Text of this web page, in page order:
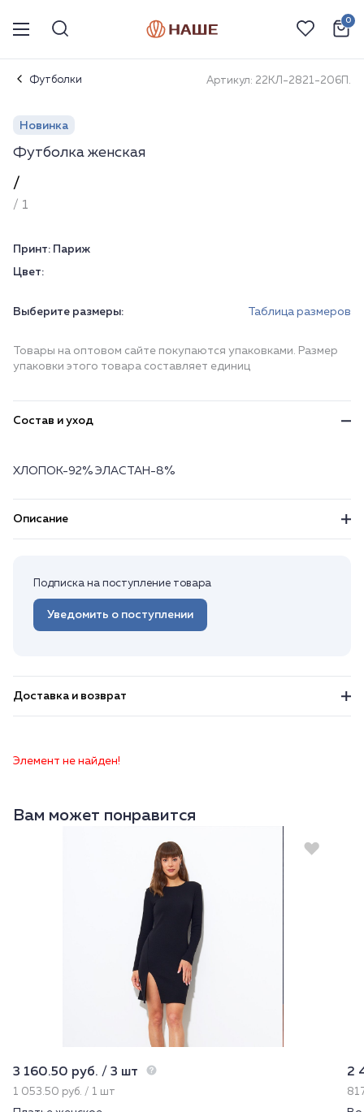
0
Футболки Артикул: 22КЛ-2821-206П.
Новинка
Футболка женская
/
/ 1
Принт: Париж
Цвет:
Выберите размеры: Таблица размеров
Товары на оптовом сайте покупаются упаковками. Размер
упаковки этого товара составляет единиц
Состав и уход
ХЛОПОК-92% ЭЛАСТАН-8%
Описание
Подписка на поступление товара
Уведомить о поступлении
Доставка и возврат
Элемент не найден!
Вам может понравится
3 160.50 руб. / 3 шт
1 053.50 руб. / 1 шт
2